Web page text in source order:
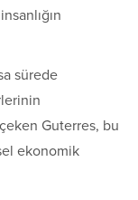
sürede
Guterres, bu
ekonomik